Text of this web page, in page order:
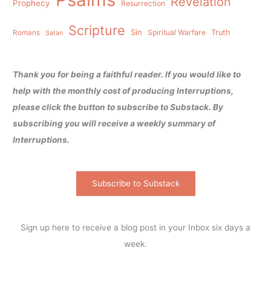
Prophecy Resurrection
Romans Satan Scripture Sin Spiritual Warfare Truth
Thank you for being a faithful reader. If you would like to
help with the monthly cost of producing Interruptions,
please click the button to subscribe to Substack. By
subscribing you will receive a weekly summary of
Interruptions.
Subscribe to Substack
Sign up here to receive a blog post in your Inbox six days a
week.